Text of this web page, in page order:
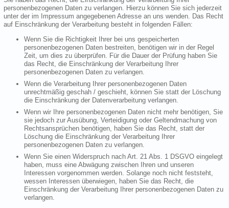
personenbezogenen Daten zu verlangen. Hierzu können Sie sich jederzeit
unter der im Impressum angegebenen Adresse an uns wenden. Das Recht
auf Einschränkung der Verarbeitung besteht in folgenden Fällen:
Wenn Sie die Richtigkeit Ihrer bei uns gespeicherten
personenbezogenen Daten bestreiten, benötigen wir in der Regel
Zeit, um dies zu überprüfen. Für die Dauer der Prüfung haben Sie
das Recht, die Einschränkung der Verarbeitung Ihrer
personenbezogenen Daten zu verlangen.
Wenn die Verarbeitung Ihrer personenbezogenen Daten
unrechtmäßig geschah / geschieht, können Sie statt der Löschung
die Einschränkung der Datenverarbeitung verlangen.
Wenn wir Ihre personenbezogenen Daten nicht mehr benötigen, Sie
sie jedoch zur Ausübung, Verteidigung oder Geltendmachung von
Rechtsansprüchen benötigen, haben Sie das Recht, statt der
Löschung die Einschränkung der Verarbeitung Ihrer
personenbezogenen Daten zu verlangen.
Wenn Sie einen Widerspruch nach Art. 21 Abs. 1 DSGVO eingelegt
haben, muss eine Abwägung zwischen Ihren und unseren
Interessen vorgenommen werden. Solange noch nicht feststeht,
wessen Interessen überwiegen, haben Sie das Recht, die
Einschränkung der Verarbeitung Ihrer personenbezogenen Daten zu
verlangen.